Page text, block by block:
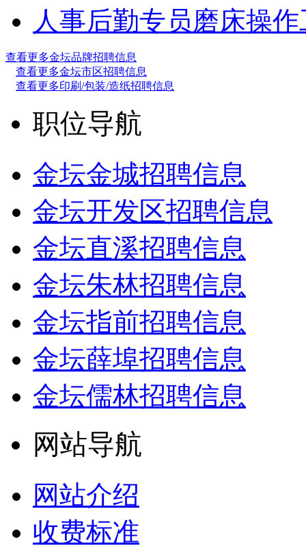
人事后勤专员磨床操作
查看更多金坛品牌招聘信息
查看更多金坛市区招聘信息
查看更多印刷/包装/造纸招聘信息
职位导航
金坛金城招聘信息
金坛开发区招聘信息
金坛直溪招聘信息
金坛朱林招聘信息
金坛指前招聘信息
金坛薛埠招聘信息
金坛儒林招聘信息
网站导航
网站介绍
收费标准